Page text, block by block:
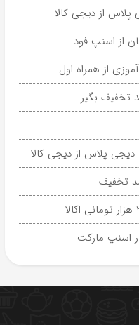
از همراه اول
تخفیف بگیر
اسنپ مارکت